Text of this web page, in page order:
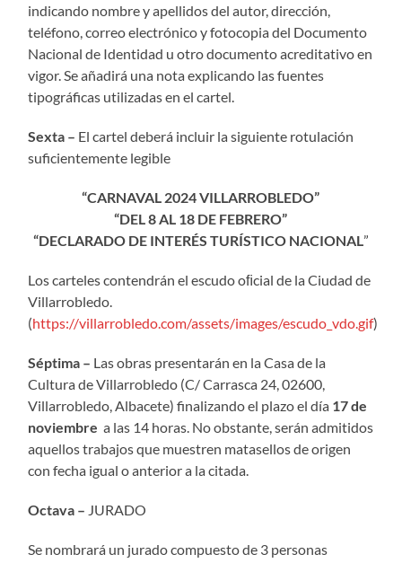
indicando nombre y apellidos del autor, dirección,
teléfono, correo electrónico y fotocopia del Documento
Nacional de Identidad u otro documento acreditativo en
vigor. Se añadirá una nota explicando las fuentes
tipográficas utilizadas en el cartel.
Sexta – El cartel deberá incluir la siguiente rotulación
suficientemente legible
“CARNAVAL 2024 VILLARROBLEDO”
“DEL 8 AL 18 DE FEBRERO”
“DECLARADO DE INTERÉS TURÍSTICO NACIONAL ”
Los carteles contendrán el escudo oﬁcial de la Ciudad de
Villarrobledo.
(https://villarrobledo.com/assets/images/escudo_vdo.gif)
Séptima – Las obras presentarán en la Casa de la
Cultura de Villarrobledo (C/ Carrasca 24, 02600,
Villarrobledo, Albacete) finalizando el plazo el día 17 de
noviembre a las 14 horas. No obstante, serán admitidos
aquellos trabajos que muestren matasellos de origen
con fecha igual o anterior a la citada.
Octava – JURADO
Se nombrará un jurado compuesto de 3 personas